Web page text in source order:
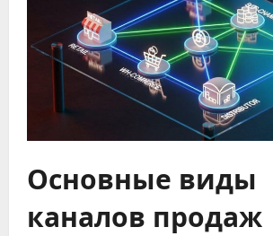
Основные виды
каналов продаж